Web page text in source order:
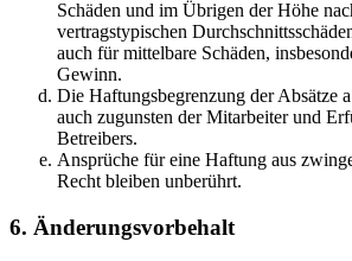
Schäden und im Übrigen der Höhe
vertragstypischen
auch für mittelbare Schäden,
Gewinn.
Die Haftungsbegrenzung der Absätze
auch zugunsten der Mitarbeiter und
Betreibers.
Ansprüche für eine Haftung aus
Recht bleiben unberührt.
6. Änderungsvorbehalt